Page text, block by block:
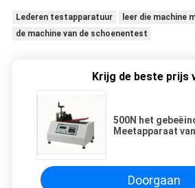
Lederen testapparatuur
leer die machine
de machine van de schoenentest
Krijg de beste prijs
500N het
Meetapparaat
8
Doorgaan